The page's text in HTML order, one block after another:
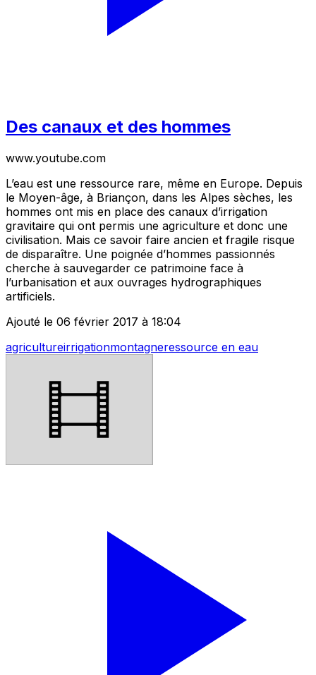
Des canaux et des hommes
www.youtube.com
L’eau est une ressource rare, même en Europe. Depuis
le Moyen-âge, à Briançon, dans les Alpes sèches, les
hommes ont mis en place des canaux d’irrigation
gravitaire qui ont permis une agriculture et donc une
civilisation. Mais ce savoir faire ancien et fragile risque
de disparaître. Une poignée d’hommes passionnés
cherche à sauvegarder ce patrimoine face à
l’urbanisation et aux ouvrages hydrographiques
artificiels.
Ajouté le 06 février 2017 à 18:04
agricultureirrigationmontagneressource en eau